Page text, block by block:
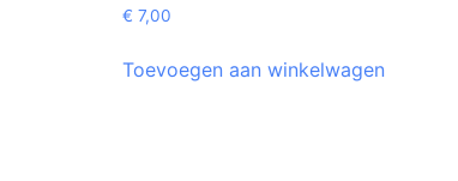
€ 7,00
Toevoegen aan winkelwagen